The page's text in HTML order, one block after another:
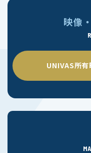
映像
UNIVAS所